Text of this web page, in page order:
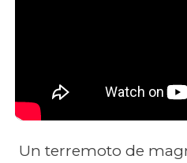
Un terremoto de